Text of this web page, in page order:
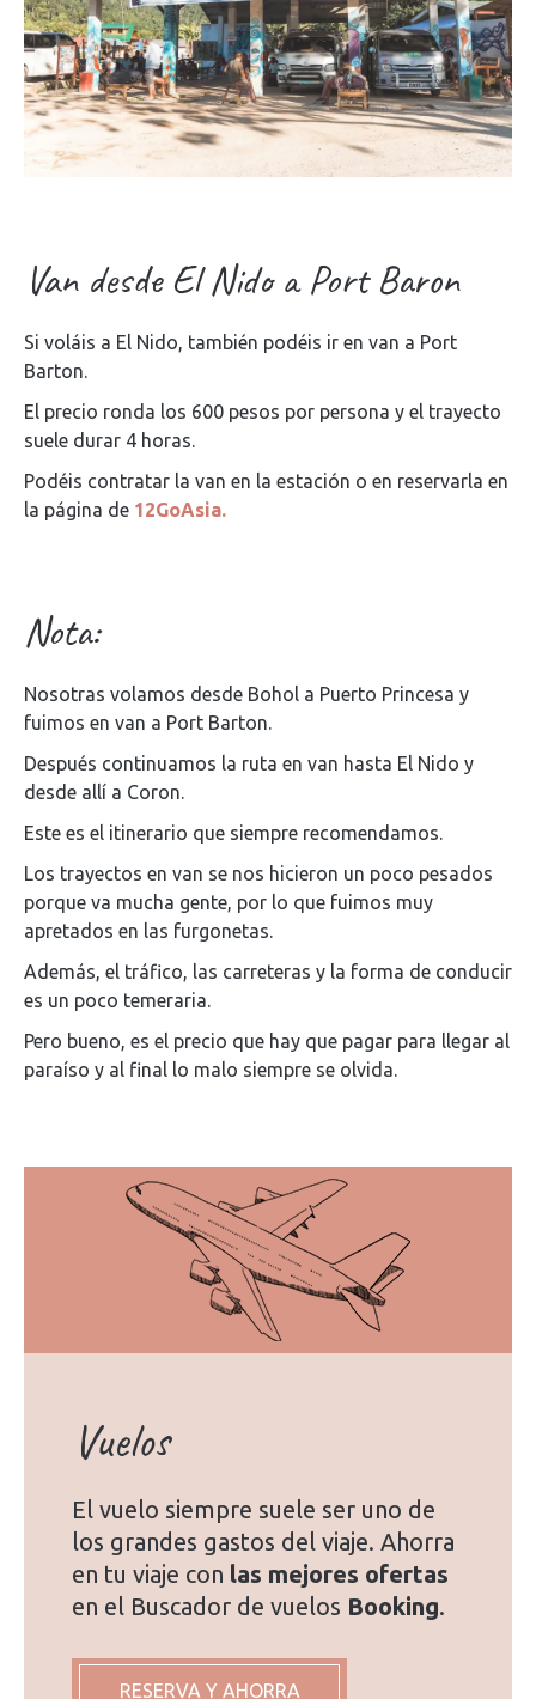
Van desde El Nido a Port Baron
Si voláis a El Nido, también podéis ir en van a Port
Barton.
El precio ronda los 600 pesos por persona y el trayecto
suele durar 4 horas.
Podéis contratar la van en la estación o en reservarla en
la página de 12GoAsia.
Nota:
Nosotras volamos desde Bohol a Puerto Princesa y
fuimos en van a Port Barton.
Después continuamos la ruta en van hasta El Nido y
desde allí a Coron.
Este es el itinerario que siempre recomendamos.
Los trayectos en van se nos hicieron un poco pesados
porque va mucha gente, por lo que fuimos muy
apretados en las furgonetas.
Además, el tráfico, las carreteras y la forma de conducir
es un poco temeraria.
Pero bueno, es el precio que hay que pagar para llegar al
paraíso y al final lo malo siempre se olvida.
Vuelos
El vuelo siempre suele ser uno de
los grandes gastos del viaje. Ahorra
en tu viaje con las mejores ofertas
en el Buscador de vuelos Booking.
RESERVA Y AHORRA